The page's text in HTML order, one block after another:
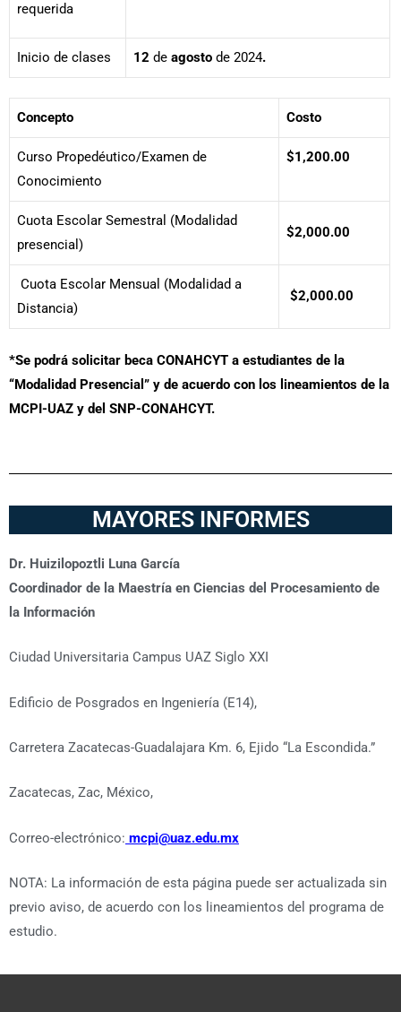
requerida
Inicio de clases 12 de agosto de 2024.
Concepto Costo
Curso Propedéutico/Examen de
Conocimiento
$1,200.00
Cuota Escolar Semestral (Modalidad
presencial)
$2,000.00
Cuota Escolar Mensual (Modalidad a
Distancia)
$2,000.00
*Se podrá solicitar beca CONAHCYT a estudiantes de la
“Modalidad Presencial” y de acuerdo con los lineamientos de la
MCPI-UAZ y del SNP-CONAHCYT.
MAYORES INFORMES
Dr. Huizilopoztli Luna García
Coordinador de la Maestría en Ciencias del Procesamiento de
la Información
Ciudad Universitaria Campus UAZ Siglo XXI
Edificio de Posgrados en Ingeniería (E14),
Carretera Zacatecas-Guadalajara Km. 6, Ejido “La Escondida.”
Zacatecas, Zac, México,
Correo-electrónico: mcpi@uaz.edu.mx
NOTA: La información de esta página puede ser actualizada sin
previo aviso, de acuerdo con los lineamientos del programa de
estudio.